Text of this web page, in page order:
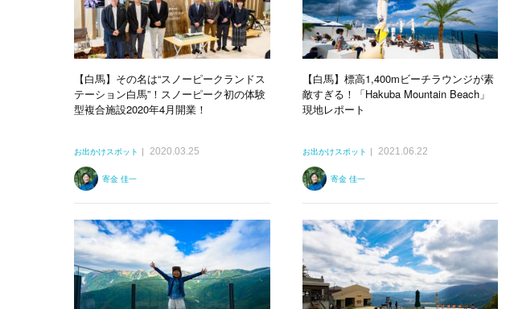
【白馬】その名は“スノーピークランドス
テーション白馬”！スノーピーク初の体験
型複合施設2020年4月開業！
お出かけスポット 2020.03.25
寄金 佳一
【白馬】標高1,400mビーチラウンジが素
敵すぎる！「Hakuba Mountain Beach」
現地レポート
お出かけスポット 2021.06.22
寄金 佳一